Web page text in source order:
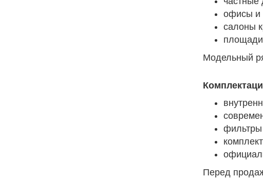
офисы и
салоны
Модельный
фильтры
Перед